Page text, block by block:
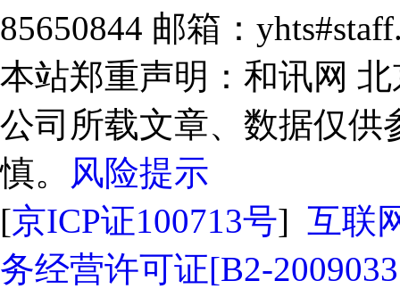
85650844 邮箱：
本站郑重声明：和讯网
公司所载文章、数据仅供
慎。
风险提示
[京ICP证100713号] 互联
务经营许可证[B2-